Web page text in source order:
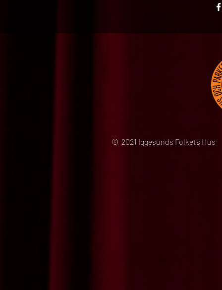
© 2021 Iggesunds Folkets